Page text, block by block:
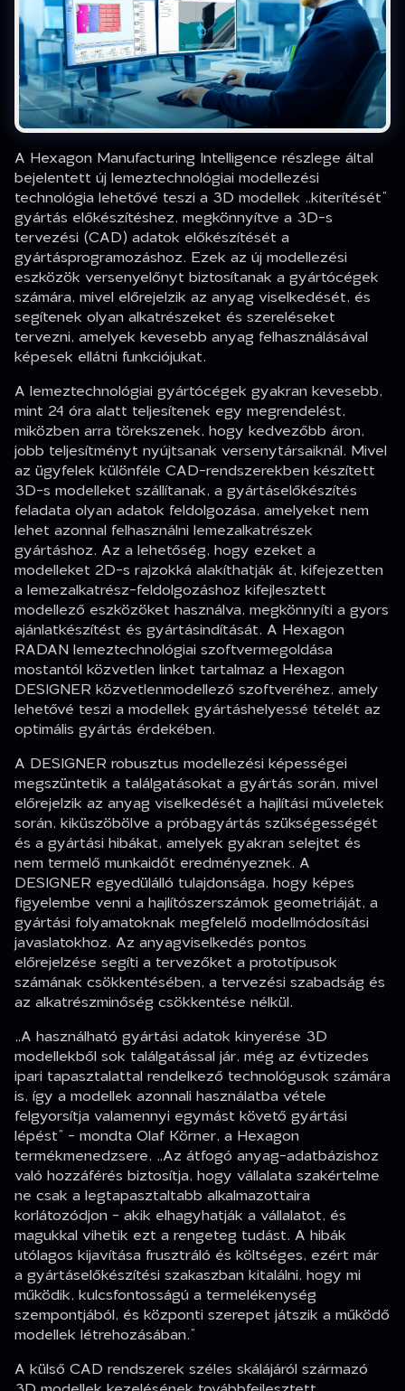
A Hexagon Manufacturing Intelligence részlege által
bejelentett új lemeztechnológiai modellezési
technológia lehetővé teszi a 3D modellek „kiterítését”
gyártás előkészítéshez, megkönnyítve a 3D-s
tervezési (CAD) adatok előkészítését a
gyártásprogramozáshoz. Ezek az új modellezési
eszközök versenyelőnyt biztosítanak a gyártócégek
számára, mivel előrejelzik az anyag viselkedését, és
segítenek olyan alkatrészeket és szereléseket
tervezni, amelyek kevesebb anyag felhasználásával
képesek ellátni funkciójukat.
A lemeztechnológiai gyártócégek gyakran kevesebb,
mint 24 óra alatt teljesítenek egy megrendelést,
miközben arra törekszenek, hogy kedvezőbb áron,
jobb teljesítményt nyújtsanak versenytársaiknál. Mivel
az ügyfelek különféle CAD-rendszerekben készített
3D-s modelleket szállítanak, a gyártáselőkészítés
feladata olyan adatok feldolgozása, amelyeket nem
lehet azonnal felhasználni lemezalkatrészek
gyártáshoz. Az a lehetőség, hogy ezeket a
modelleket 2D-s rajzokká alakíthatják át, kifejezetten
a lemezalkatrész-feldolgozáshoz kifejlesztett
modellező eszközöket használva, megkönnyíti a gyors
ajánlatkészítést és gyártásindítását. A Hexagon
RADAN lemeztechnológiai szoftvermegoldása
mostantól közvetlen linket tartalmaz a Hexagon
DESIGNER közvetlenmodellező szoftveréhez, amely
lehetővé teszi a modellek gyártáshelyessé tételét az
optimális gyártás érdekében.
A DESIGNER robusztus modellezési képességei
megszüntetik a találgatásokat a gyártás során, mivel
előrejelzik az anyag viselkedését a hajlítási műveletek
során, kiküszöbölve a próbagyártás szükségességét
és a gyártási hibákat, amelyek gyakran selejtet és
nem termelő munkaidőt eredményeznek. A
DESIGNER egyedülálló tulajdonsága, hogy képes
figyelembe venni a hajlítószerszámok geometriáját, a
gyártási folyamatoknak megfelelő modellmódosítási
javaslatokhoz. Az anyagviselkedés pontos
előrejelzése segíti a tervezőket a prototípusok
számának csökkentésében, a tervezési szabadság és
az alkatrészminőség csökkentése nélkül.
„A használható gyártási adatok kinyerése 3D
modellekből sok találgatással jár, még az évtizedes
ipari tapasztalattal rendelkező technológusok számára
is, így a modellek azonnali használatba vétele
felgyorsítja valamennyi egymást követő gyártási
lépést” - mondta Olaf Körner, a Hexagon
termékmenedzsere. „Az átfogó anyag-adatbázishoz
való hozzáférés biztosítja, hogy vállalata szakértelme
ne csak a legtapasztaltabb alkalmazottaira
korlátozódjon - akik elhagyhatják a vállalatot, és
magukkal vihetik ezt a rengeteg tudást. A hibák
utólagos kijavítása frusztráló és költséges, ezért már
a gyártáselőkészítési szakaszban kitalálni, hogy mi
működik, kulcsfontosságú a termelékenység
szempontjából, és központi szerepet játszik a működő
modellek létrehozásában.”
A külső CAD rendszerek széles skálájáról származó